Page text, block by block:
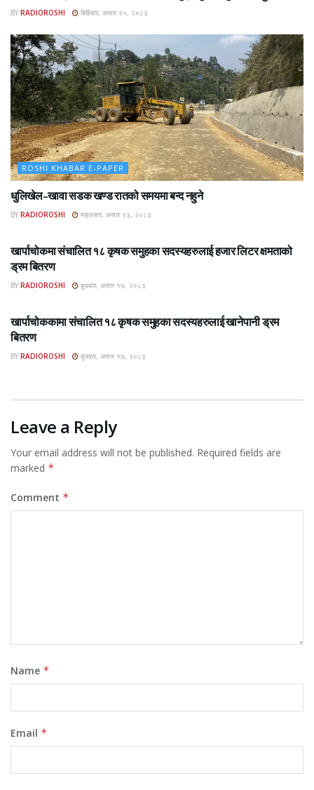
BY RADIOROSHI बिहिबार, असार २५, २०८३
ROSHI KHABAR E-PAPER
धुलिखेल–खावा सडक खण्ड रातको समयमा बन्द नहुने
BY RADIOROSHI मङ्लबार, असार २३, २०८३
खार्पाचोकमा संचालित १८ कृषक समुहका सदस्यहरुलाई हजार लिटर क्षमताको
ड्रम बितरण
BY RADIOROSHI बुधबार, असार १७, २०८३
खार्पाचोककामा संचालित १८ कृषक समुहका सदस्यहरुलाई खानेपानी ड्रम
बितरण
BY RADIOROSHI बुधबार, असार १७, २०८३
Leave a Reply
Your email address will not be published. Required fields are
marked *
Comment *
Name *
Email *